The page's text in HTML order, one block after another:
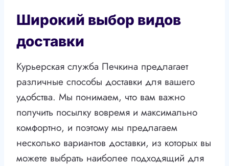
Широкий выбор видов
доставки
Курьерская служба Печкина предлагает
различные способы доставки для вашего
удобства. Мы понимаем, что вам важно
получить посылку вовремя и максимально
комфортно, и поэтому мы предлагаем
несколько вариантов доставки, из которых вы
можете выбрать наиболее подходящий для